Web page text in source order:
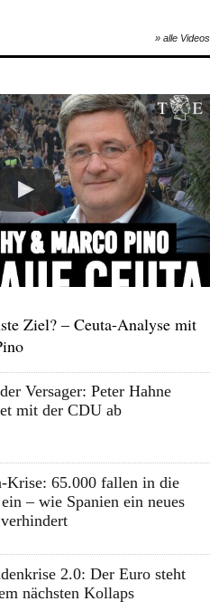
» alle Videos
Ziel? – Ceuta-Analyse mit
Versager: Peter Hahne
mit der CDU ab
Krise: 65.000 fallen in die
– wie Spanien ein neues
2.0: Der Euro steht
nächsten Kollaps